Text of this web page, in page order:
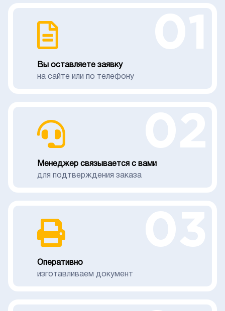
Вы оставляете заявку
на сайте или по телефону
Менеджер связывается с вами
для подтверждения заказа
Оперативно
изготавливаем документ